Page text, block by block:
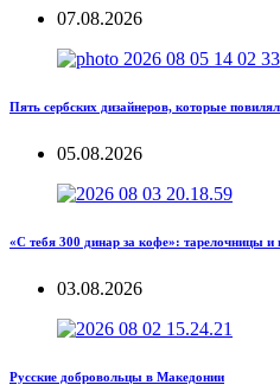
07.08.2026
Пять сербских дизайнеров, которые
05.08.2026
«С тебя 300 динар за кофе»: тарелочницы
03.08.2026
Русские добровольцы в Македонии